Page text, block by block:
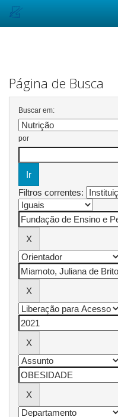
Página de Busca
Buscar em:
por
Filtros correntes: